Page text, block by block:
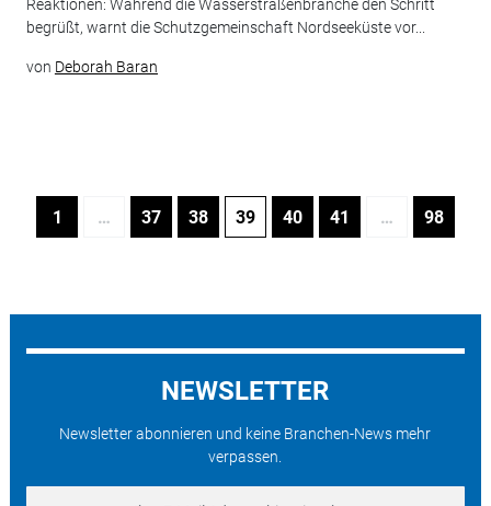
Reaktionen: Während die Wasserstraßenbranche den Schritt
begrüßt, warnt die Schutzgemeinschaft Nordseeküste vor...
von Deborah Baran
1 … 37 38 39 40 41 … 98
NEWSLETTER
Newsletter abonnieren und keine Branchen-News mehr
verpassen.